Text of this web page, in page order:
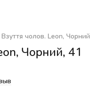
чолов. Leon,
Чорний, 41